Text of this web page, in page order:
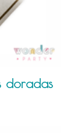
doradas